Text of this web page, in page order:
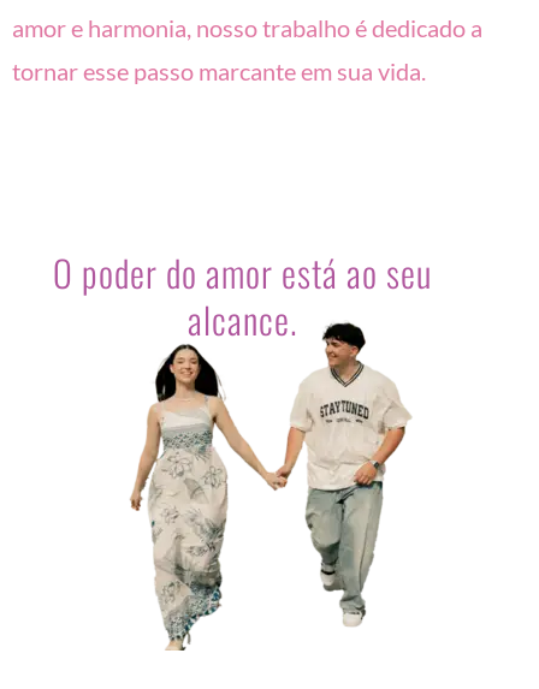
amor e harmonia, nosso trabalho é dedicado a
tornar esse passo marcante em sua vida.
O poder do amor está ao seu
alcance.